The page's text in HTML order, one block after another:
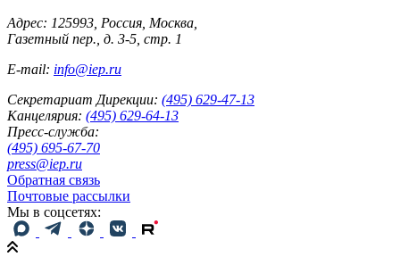
Адрес: 125993, Россия, Москва,
Газетный пер., д. 3-5, стр. 1
E-mail: info@iep.ru
Секретариат Дирекции: (495) 629-47-13
Канцелярия: (495) 629-64-13
Пресс-служба:
(495) 695-67-70
press@iep.ru
Обратная связь
Почтовые рассылки
Мы в соцсетях: